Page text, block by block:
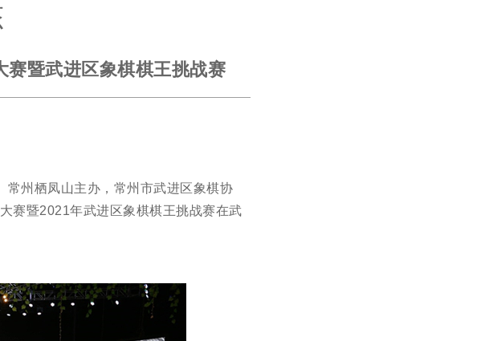
赛暨武进区象棋棋王挑战赛
州栖凤山主办，常州市武进区象棋协
赛暨2021年武进区象棋棋王挑战赛在武